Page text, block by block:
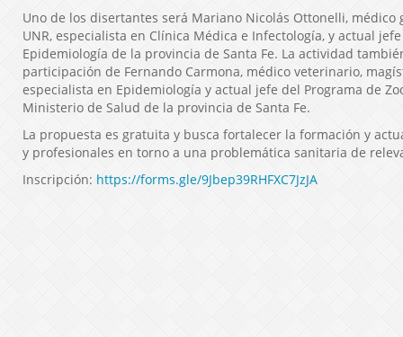
Uno de los disertantes será Mariano Nicolás Ottonelli, médico
UNR, especialista en Clínica Médica e Infectología, y actual
Epidemiología de la provincia de Santa Fe. La actividad
participación de Fernando Carmona, médico veterinario,
especialista en Epidemiología y actual jefe del Programa de
Ministerio de Salud de la provincia de Santa Fe.
La propuesta es gratuita y busca fortalecer la formación y
y profesionales en torno a una problemática sanitaria de
Inscripción: https://forms.gle/9Jbep39RHFXC7JzJA